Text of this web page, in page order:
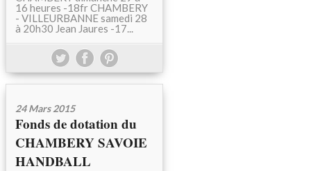
16 heures -18fr CHAMBERY
- VILLEURBANNE samedi 28
à 20h30 Jean Jaures -17...
24 Mars 2015
Fonds de dotation du
CHAMBERY SAVOIE
HANDBALL